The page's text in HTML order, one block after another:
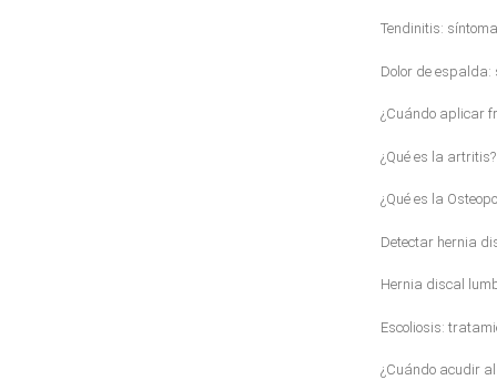
Tendinitis:
Dolor de
¿Cuándo aplicar
¿Qué es la artritis?
¿Qué es la
Detectar hernia
Hernia discal
Escoliosis:
¿Cuándo acudir